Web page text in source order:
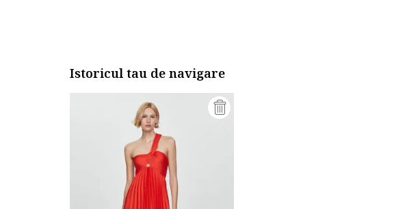
Istoricul tau de navigare